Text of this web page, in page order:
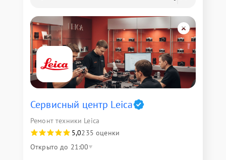
Сервисный центр Leica
Ремонт техники Leica
5,0235 оценки
Открыто до 21:00